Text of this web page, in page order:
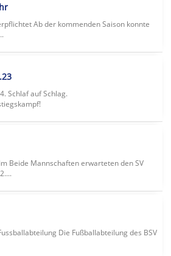
Ab der kommenden Saison konnte
Schlaf auf Schlag.
Beide Mannschaften erwarteten den SV
Die Fußballabteilung des BSV